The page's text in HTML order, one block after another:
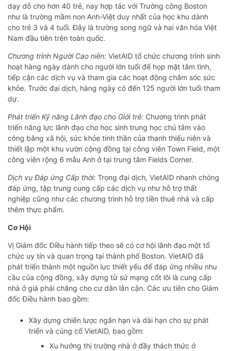
dạy dỗ cho hơn 40 trẻ, nay hợp tác với Trường công Boston
như là trường mầm non Anh-Việt duy nhất của học khu dành
cho trẻ 3 và 4 tuổi. Đây là trường song ngữ và hai văn hóa Việt
Nam đầu tiên trên toàn quốc.
Chương trình Người Cao niên: VietAID tổ chức chương trình sinh
hoạt hàng ngày dành cho người lớn tuổi để họp mặt tâm tình,
tiếp cận các dịch vụ và tham gia các hoạt động chăm sóc sức
khỏe. Trước đại dịch, hàng ngày có đến 125 người lớn tuổi tham
dự.
Phát triển Kỹ năng L ãnh đạo cho Giới trẻ: Chương trình phát
triển năng lực lãnh đạo cho học sinh trung học chú tâm vào
công bằng xã hội, sức khỏe tinh thần của thanh thiếu niên và
thiết lập một khu vườn cộng đồng tại công viên Town Field, một
công viên rộng 6 mẫu Anh ở tại trung tâm Fields Corner.
Dịch vụ Đáp ứng Cấp thời: Trong đại dịch, VietAID nhanh chóng
đáp ứng, tập trung cung cấp các dịch vụ như hỗ trợ thất
nghiệp cũng như các chương trình hỗ trợ tiền thuê nhà và cấp
thêm thực phẩm.
Cơ Hội
Vị Giám đốc Điều hành tiếp theo sẽ có cơ hội lãnh đạo một tổ
chức uy tín và quan trọng tại thành phố Boston. VietAID đã
phát triển thành một nguồn lực thiết yếu để đáp ứng nhiều nhu
cầu của cộng đồng, xây dựng từ sứ mạng cốt lõi là cung cấp
nhà ở giá phải chăng cho cư dân lân cận. Các ưu tiên cho Giám
đốc Điều hành bao gồm:
Xây dựng chiến lược ngắn hạn và dài hạn cho sự phát
triển và củng cố VietAID, bao gồm:
Xu hướng thị trường nhà ở đầy thách thức ở